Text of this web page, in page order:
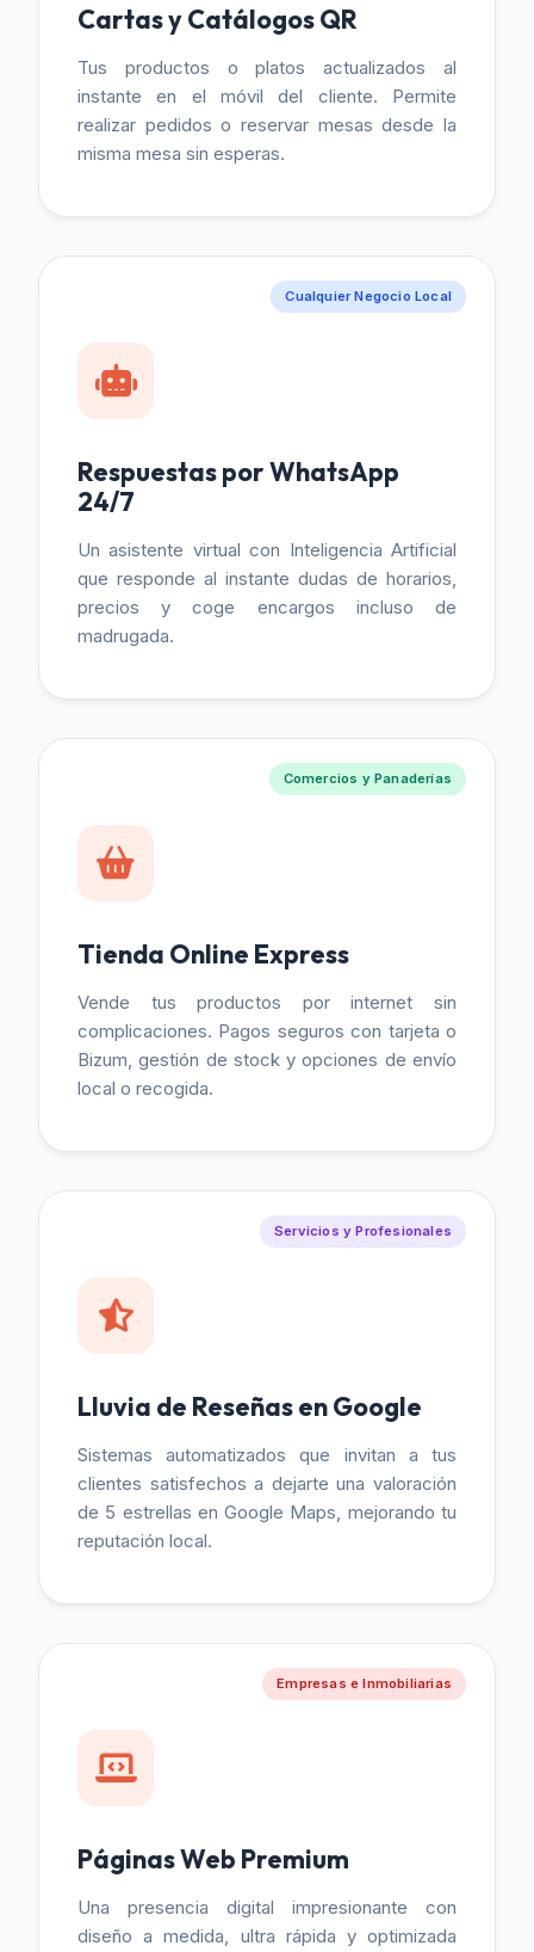
Cartas y Catálogos QR
Tus productos o platos actualizados al
instante en el móvil del cliente. Permite
realizar pedidos o reservar mesas desde la
misma mesa sin esperas.
Cualquier Negocio Local
Respuestas por WhatsApp
24/7
Un asistente virtual con Inteligencia Artificial
que responde al instante dudas de horarios,
precios y coge encargos incluso de
madrugada.
Comercios y Panaderías
Tienda Online Express
Vende tus productos por internet sin
complicaciones. Pagos seguros con tarjeta o
Bizum, gestión de stock y opciones de envío
local o recogida.
Servicios y Profesionales
Lluvia de Reseñas en Google
Sistemas automatizados que invitan a tus
clientes satisfechos a dejarte una valoración
de 5 estrellas en Google Maps, mejorando tu
reputación local.
Empresas e Inmobiliarias
Páginas Web Premium
Una presencia digital impresionante con
diseño a medida, ultra rápida y optimizada